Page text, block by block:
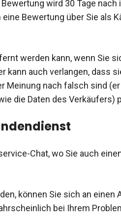
wird 30 Tage nach
Bewertung über Sie als
werden kann, wenn Sie
kann auch verlangen, dass
Meinung nach falsch sind
die Daten des Verkäufers)
Chat, wo Sie auch
können Sie sich an einen
bei Ihrem